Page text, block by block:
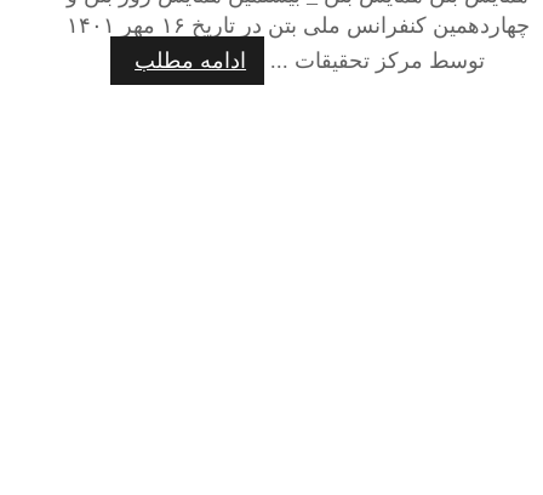
چهاردهمین کنفرانس ملی بتن در تاریخ ۱۶ مهر ۱۴۰۱
توسط مرکز تحقیقات ...
ادامه مطلب